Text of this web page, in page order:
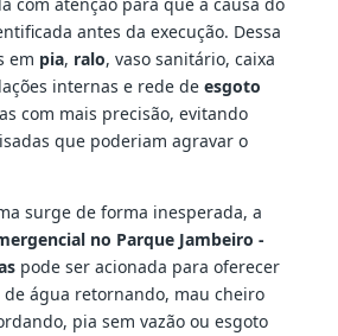
com atenção para que a causa do
antes da execução. Dessa
em pia, ralo, vaso sanitário, caixa
internas e rede de esgoto
com mais precisão, evitando
que poderiam agravar o
surge de forma inesperada, a
no Parque Jambeiro -
pode ser acionada para oferecer
de água retornando, mau cheiro
pia sem vazão ou esgoto